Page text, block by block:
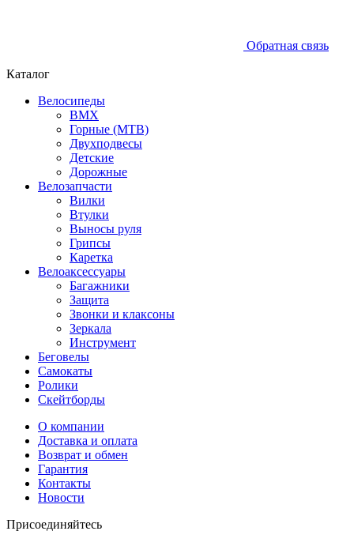
Обратная связь
Каталог
Велосипеды
BMX
Горные (MTB)
Двухподвесы
Детские
Дорожные
Велозапчасти
Вилки
Втулки
Выносы руля
Грипсы
Каретка
Велоаксессуары
Багажники
Защита
Звонки и клаксоны
Зеркала
Инструмент
Беговелы
Самокаты
Ролики
Скейтборды
О компании
Доставка и оплата
Возврат и обмен
Гарантия
Контакты
Новости
Присоединяйтесь